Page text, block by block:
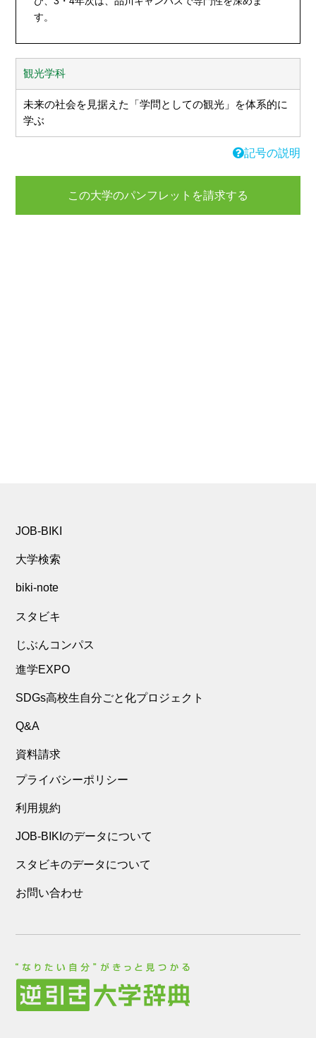
す。
観光学科
未来の社会を見据えた「学問としての観光」を体系的に
学ぶ
記号の説明
この大学のパンフレットを請求する
JOB-BIKI
大学検索
biki-note
スタビキ
じぶんコンパス
進学EXPO
SDGs高校生自分ごと化プロジェクト
Q&A
資料請求
プライバシーポリシー
利用規約
JOB-BIKIのデータについて
スタビキのデータについて
お問い合わせ